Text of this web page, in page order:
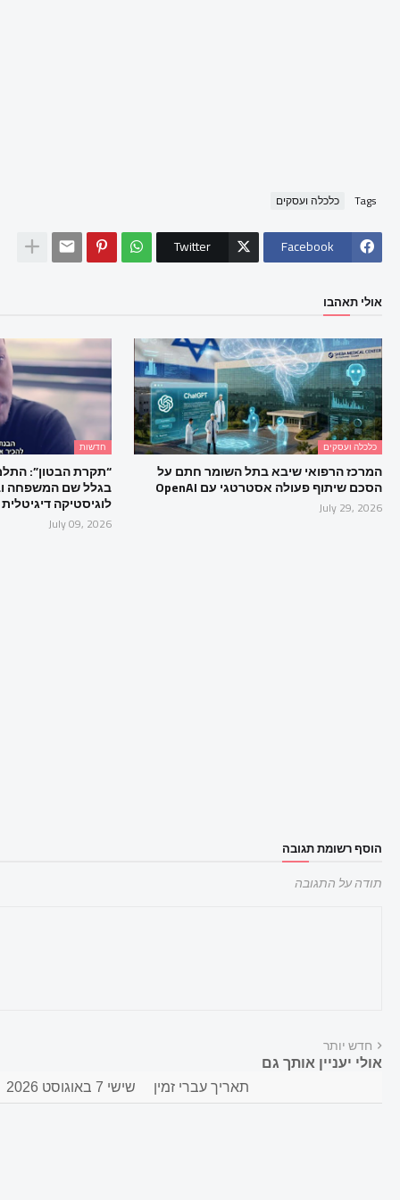
Tags כלכלה ועסקים
Facebook
Twitter
אולי תאהבו
כלכלה ועסקים
המרכז הרפואי שיבא בתל השומר חתם על
הסכם שיתוף פעולה אסטרטגי עם OpenAI
July 29, 2026
חדשות
“תקרת הבטון”:
בגלל שם המשפחה
לוגיסטיקה דיגיטלית
July 09, 2026
הוסף רשומת תגובה
תודה על התגובה
חדש יותר
אולי יעניין אותך גם
תאריך עברי זמין שישי 7 באוגוסט 2026